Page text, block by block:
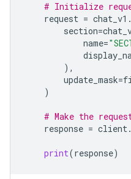
# Initialize
request = chat_v1 .
section=
name=
),
update_mask=
)
# Make the
response = client.
print(response)